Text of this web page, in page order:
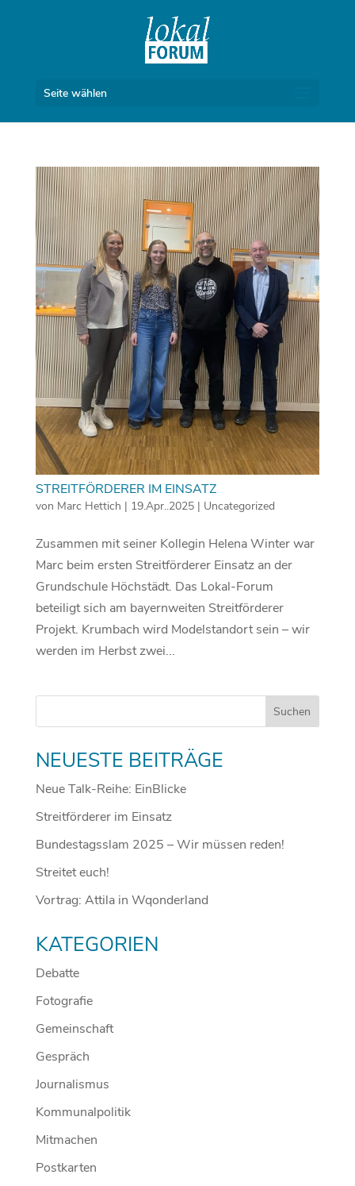
Seite wählen
STREITFÖRDERER IM EINSATZ
von Marc Hettich | 19.Apr..2025| Uncategorized
Zusammen mit seiner Kollegin Helena Winter war
Marc beim ersten Streitförderer Einsatz an der
Grundschule Höchstädt. Das Lokal-Forum
beteiligt sich am bayernweiten Streitförderer
Projekt. Krumbach wird Modelstandort sein – wir
werden im Herbst zwei...
NEUESTE BEITRÄGE
Neue Talk-Reihe: EinBlicke
Streitförderer im Einsatz
Bundestagsslam 2025 – Wir müssen reden!
Streitet euch!
Vortrag: Attila in Wqonderland
KATEGORIEN
Debatte
Fotografie
Gemeinschaft
Gespräch
Journalismus
Kommunalpolitik
Mitmachen
Postkarten